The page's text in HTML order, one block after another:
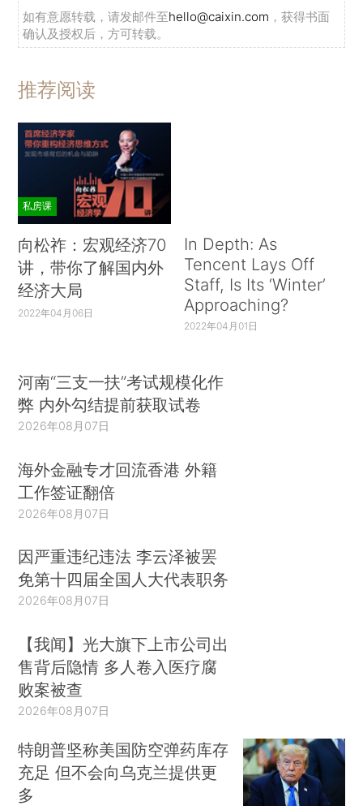
如有意愿转载，请发邮件至hello@caixin.com ，获得书面
确认及授权后，方可转载。
推荐阅读
私房课
向松祚：宏观经济70
讲，带你了解国内外
经济大局
2022年04月06日
In Depth: As
Tencent Lays Off
Staff, Is Its ‘Winter’
Approaching?
2022年04月01日
河南“三支一扶”考试规模化作
弊 内外勾结提前获取试卷
2026年08月07日
海外金融专才回流香港 外籍
工作签证翻倍
2026年08月07日
因严重违纪违法 李云泽被罢
免第十四届全国人大代表职务
2026年08月07日
【我闻】光大旗下上市公司出
售背后隐情 多人卷入医疗腐
败案被查
2026年08月07日
特朗普坚称美国防空弹药库存
充足 但不会向乌克兰提供更
多